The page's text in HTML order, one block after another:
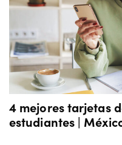
4 mejores tarjetas
estudiantes |